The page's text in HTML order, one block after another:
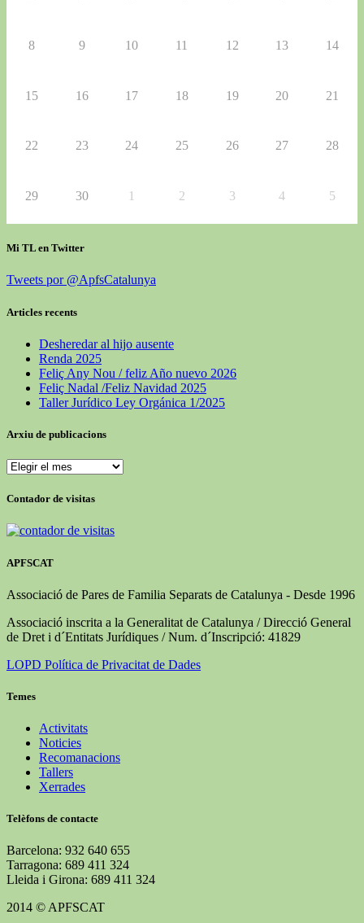
8 9 10 11 12 13 14
15 16 17 18 19 20 21
22 23 24 25 26 27 28
29 30 1 2 3 4 5
Mi TL en Twitter
Tweets por @ApfsCatalunya
Articles recents
Desheredar al hijo ausente
Renda 2025
Feliç Any Nou / feliz Año nuevo 2026
Feliç Nadal /Feliz Navidad 2025
Taller Jurídico Ley Orgánica 1/2025
Arxiu de publicacions
Arxiu
publicacions
Contador de visitas
APFSCAT
Associació de Pares de Familia Separats de Catalunya - Desde 1996
Associació inscrita a la Generalitat de Catalunya / Direcció General
de Dret i d´Entitats Jurídiques / Num. d´Inscripció: 41829
LOPD Política de Privacitat de Dades
Temes
Activitats
Noticies
Recomanacions
Tallers
Xerrades
Telèfons de contacte
Barcelona: 932 640 655
Tarragona: 689 411 324
Lleida i Girona: 689 411 324
2014 © APFSCAT